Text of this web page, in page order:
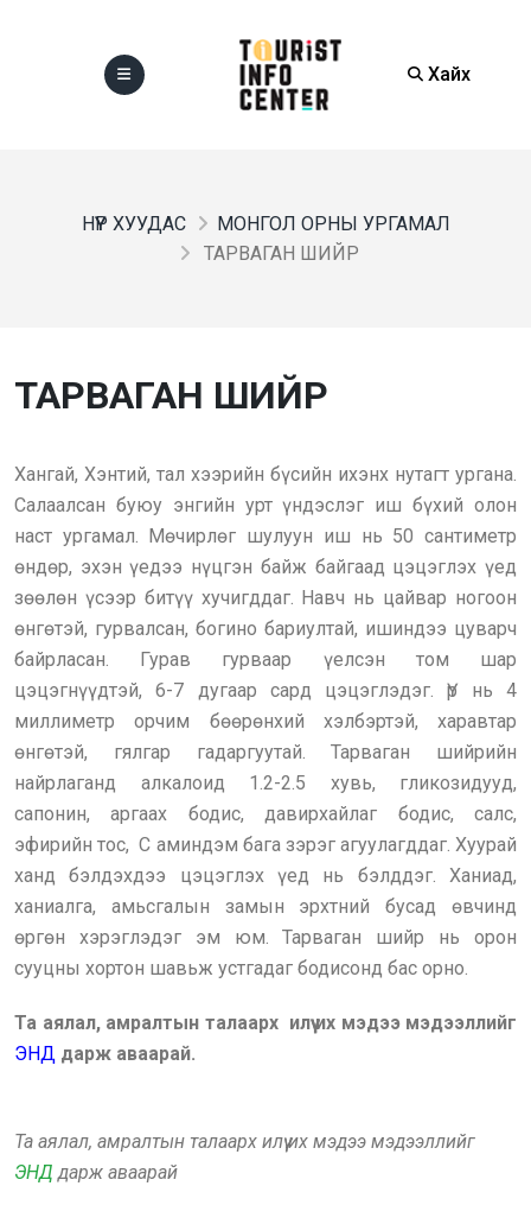
Хайх
НҮҮР ХУУДАС
МОНГОЛ ОРНЫ УРГАМАЛ
ТАРВАГАН ШИЙР
ТАРВАГАН ШИЙР
Хангай, Хэнтий, тал хээрийн бүсийн ихэнх нутагт ургана.
Салаалсан буюу энгийн урт үндэслэг иш бүхий олон
наст ургамал. Мөчирлөг шулуун иш нь 50 сантиметр
өндөр, эхэн үедээ нүцгэн байж байгаад цэцэглэх үед
зөөлөн үсээр битүү хучигддаг. Навч нь цайвар ногоон
өнгөтэй, гурвалсан, богино бариултай, ишиндээ цуварч
байрласан. Гурав гурваар үелсэн том шар
цэцэгнүүдтэй, 6-7 дугаар сард цэцэглэдэг. Үр нь 4
миллиметр орчим бөөрөнхий хэлбэртэй, харавтар
өнгөтэй, гялгар гадаргуутай. Тарваган шийрийн
найрлаганд алкалоид 1.2-2.5 хувь, гликозидууд,
сапонин, аргаах бодис, давирхайлаг бодис, салс,
эфирийн тос, С аминдэм бага зэрэг агуулагддаг. Хуурай
ханд бэлдэхдээ цэцэглэх үед нь бэлддэг. Ханиад,
ханиалга, амьсгалын замын эрхтний бусад өвчинд
өргөн хэрэглэдэг эм юм. Тарваган шийр нь орон
сууцны хортон шавьж устгадаг бодисонд бас орно.
Та аялал, амралтын талаарх илүү их мэдээ мэдээллийг
ЭНД дарж аваарай.
Та аялал, амралтын талаарх илүү их мэдээ мэдээллийг
ЭНД дарж аваарай